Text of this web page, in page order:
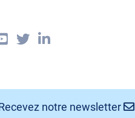
notre newsletter